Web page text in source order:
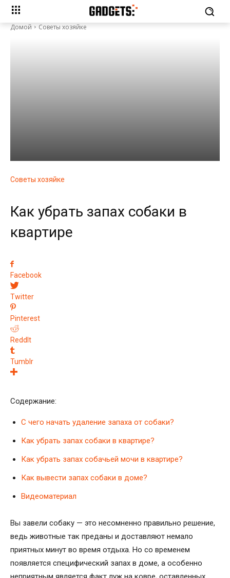
Домой Советы хозяйке
Советы хозяйке
Как убрать запах собаки в
квартире
Facebook
Twitter
Pinterest
ReddIt
Tumblr
Содержание:
С чего начать удаление запаха от собаки?
Как убрать запах собаки в квартире?
Как убрать запах собачьей мочи в квартире?
Как вывести запах собаки в доме?
Видеоматериал
Вы завели собаку — это несомненно правильно решение,
ведь животные так преданы и доставляют немало
приятных минут во время отдыха. Но со временем
появляется специфический запах в доме, а особенно